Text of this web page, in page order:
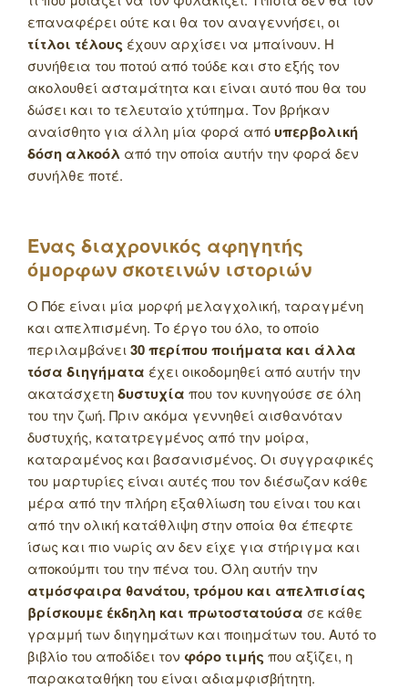
επαναφέρει ούτε και θα τον αναγεννήσει, οι
τίτλοι τέλους έχουν αρχίσει να μπαίνουν. Η
συνήθεια του ποτού από τούδε και στο εξής τον
ακολουθεί ασταμάτητα και είναι αυτό που θα του
δώσει και το τελευταίο χτύπημα. Τον βρήκαν
αναίσθητο για άλλη μία φορά απόυπερβολική
δόση αλκοόλ από την οποία αυτήν την φορά δεν
συνήλθε ποτέ.
Ένας διαχρονικός αφηγητής
όμορφων σκοτεινών ιστοριών
Ο Πόε είναι μία μορφή μελαγχολική, ταραγμένη
και απελπισμένη. Το έργο του όλο, το οποίο
περιλαμβάνει 30 περίπου ποιήματα και άλλα
τόσα διηγήματα έχει οικοδομηθεί από αυτήν την
ακατάσχετηδυστυχία που τον κυνηγούσε σε όλη
του την ζωή. Πριν ακόμα γεννηθεί αισθανόταν
δυστυχής, κατατρεγμένος από την μοίρα,
καταραμένος και βασανισμένος. Οι συγγραφικές
του μαρτυρίες είναι αυτές που τον διέσωζαν κάθε
μέρα από την πλήρη εξαθλίωση του είναι του και
από την ολική κατάθλιψη στην οποία θα έπεφτε
ίσως και πιο νωρίς αν δεν είχε για στήριγμα και
αποκούμπι του την πένα του. Όλη αυτήν την
ατμόσφαιρα θανάτου, τρόμου και απελπισίας
βρίσκουμε έκδηλη και πρωτοστατούσα σε κάθε
γραμμή των διηγημάτων και ποιημάτων του. Αυτό το
βιβλίο του αποδίδει τον φόρο τιμής που αξίζει, η
παρακαταθήκη του είναι αδιαμφισβήτητη.